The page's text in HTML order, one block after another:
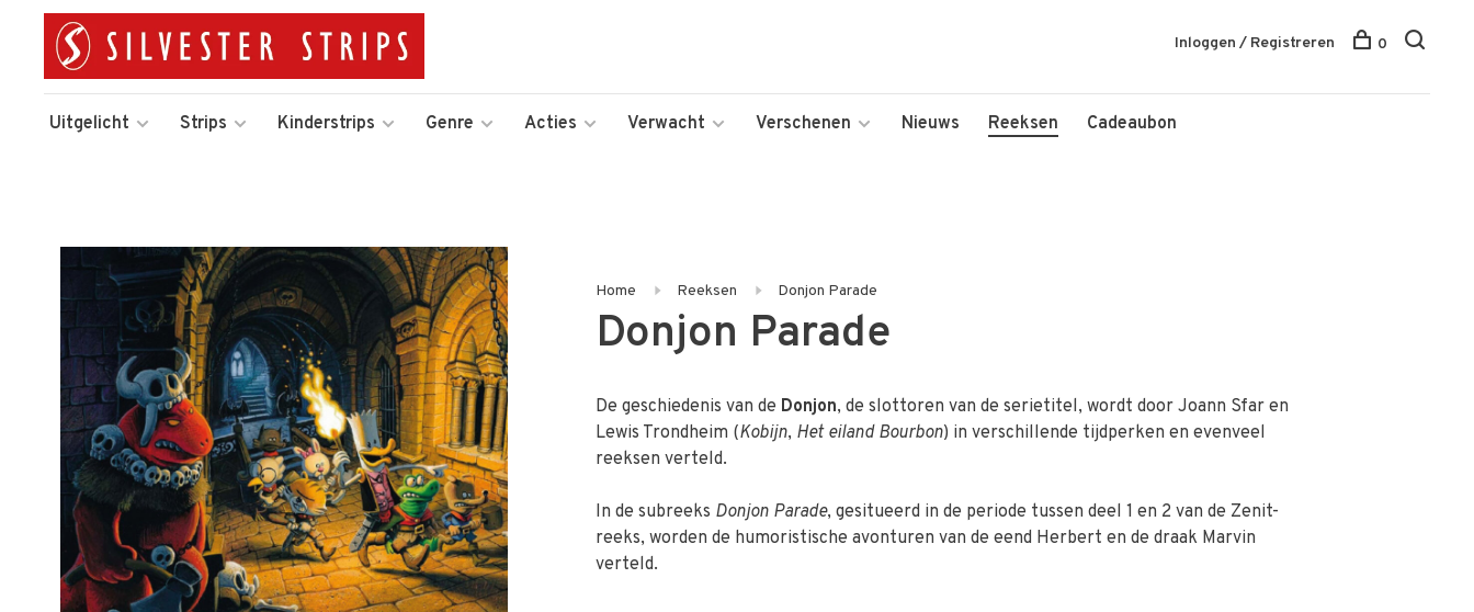
Uitgelicht Strips Kinderstrips Genre Acties Verwacht Verschenen Nieuws Reeksen Cadeaubon
Inloggen / Registreren 0
Home Reeksen Donjon Parade
Donjon Parade
De geschiedenis van de Donjon, de slottoren van de serietitel, wordt door Joann Sfar en
Lewis Trondheim (Kobijn, Het eiland Bourbon) in verschillende tijdperken en evenveel
reeksen verteld.
In de subreeks Donjon Parade, gesitueerd in de periode tussen deel 1 en 2 van de Zenit-
reeks, worden de humoristische avonturen van de eend Herbert en de draak Marvin
verteld.